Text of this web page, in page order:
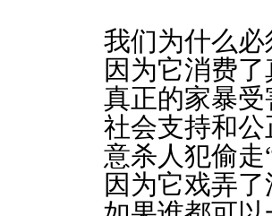
我们为什么
因为它消费
真正的家暴
社会支持和
意杀人犯偷走
因为它戏弄